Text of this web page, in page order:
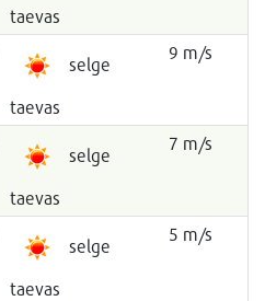
taevas
selge
taevas
9 m/s
selge
taevas
7 m/s
selge
taevas
5 m/s